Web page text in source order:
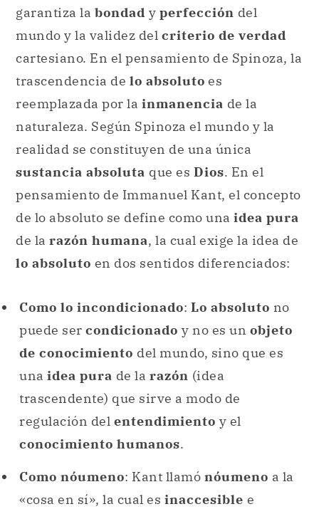
garantiza la bondad y perfección del
mundo y la validez del criterio de verdad
cartesiano. En el pensamiento de Spinoza, la
trascendencia de lo absoluto es
reemplazada por la inmanencia de la
naturaleza. Según Spinoza el mundo y la
realidad se constituyen de una única
sustancia absoluta que es Dios. En el
pensamiento de Immanuel Kant, el concepto
de lo absoluto se define como una idea pura
de la razón humana, la cual exige la idea de
lo absoluto en dos sentidos diferenciados:
Como lo incondicionado: Lo absoluto no
puede ser condicionado y no es un objeto
de conocimiento del mundo, sino que es
una idea pura de la razón (idea
trascendente) que sirve a modo de
regulación del entendimiento y el
conocimiento humanos.
Como nóumeno: Kant llamó nóumeno a la
«cosa en sí», la cual es inaccesible e